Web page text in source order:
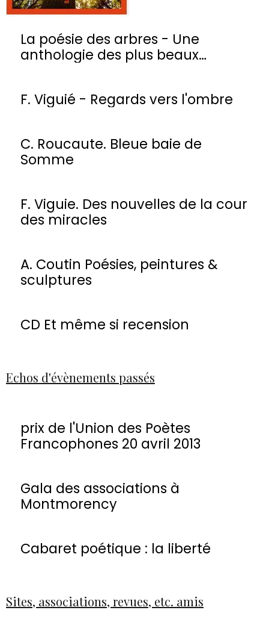
La poésie des arbres - Une
anthologie des plus beaux
F. Viguié - Regards vers l'ombre
C. Roucaute. Bleue baie de
Somme
F. Viguie. Des nouvelles de la cour
des miracles
A. Coutin Poésies, peintures &
sculptures
CD Et même si recension
Echos d'évènements passés
prix de l'Union des Poètes
Francophones 20 avril 2013
Gala des associations à
Montmorency
Cabaret poétique : la liberté
Sites, associations, revues, etc. amis